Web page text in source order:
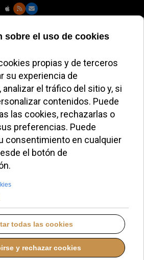
León XIV
clero
a enfrentar
con